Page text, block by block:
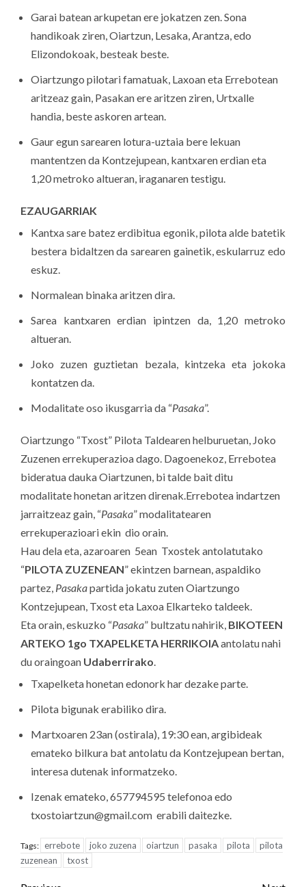
Garai batean arkupetan ere jokatzen zen. Sona
handikoak ziren, Oiartzun, Lesaka, Arantza, edo
Elizondokoak, besteak beste.
Oiartzungo pilotari famatuak, Laxoan eta Errebotean
aritzeaz gain, Pasakan ere aritzen ziren, Urtxalle
handia, beste askoren artean.
Gaur egun sarearen lotura-uztaia bere lekuan
mantentzen da Kontzejupean, kantxaren erdian eta
1,20 metroko altueran, iraganaren testigu.
EZAUGARRIAK
Kantxa sare batez erdibitua egonik, pilota alde batetik
bestera bidaltzen da sarearen gainetik, eskularruz edo
eskuz.
Normalean binaka aritzen dira.
Sarea kantxaren erdian ipintzen da, 1,20 metroko
altueran.
Joko zuzen guztietan bezala, kintzeka eta jokoka
kontatzen da.
Modalitate oso ikusgarria da “Pasaka”.
Oiartzungo “Txost” Pilota Taldearen helburuetan, Joko
Zuzenen errekuperazioa dago. Dagoenekoz, Errebotea
bideratua dauka Oiartzunen, bi talde bait ditu
modalitate honetan aritzen direnak.Errebotea indartzen
jarraitzeaz gain, “Pasaka” modalitatearen
errekuperazioari ekin dio orain.
Hau dela eta, azaroaren 5ean Txostek antolatutako
“PILOTA ZUZENEAN” ekintzen barnean, aspaldiko
partez, Pasakapartida jokatu zuten Oiartzungo
Kontzejupean, Txost eta Laxoa Elkarteko taldeek.
Eta orain, eskuzko “Pasaka” bultzatu nahirik, BIKOTEEN
ARTEKO 1go TXAPELKETA HERRIKOIAantolatu nahi
du oraingoan Udaberrirako.
Txapelketa honetan edonork har dezake parte.
Pilota bigunak erabiliko dira.
Martxoaren 23an (ostirala), 19:30 ean, argibideak
emateko bilkura bat antolatu da Kontzejupean bertan,
interesa dutenak informatzeko.
Izenak emateko, 657794595 telefonoa edo
txostoiartzun@gmail.com erabili daitezke.
Tags: errebote joko zuzena oiartzun pasaka pilota
pilota
zuzenean
txost